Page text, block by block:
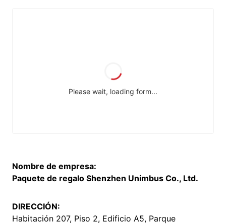
Nombre de empresa:
Paquete de regalo Shenzhen Unimbus Co., Ltd.
DIRECCIÓN:
Habitación 207, Piso 2, Edificio A5, Parque